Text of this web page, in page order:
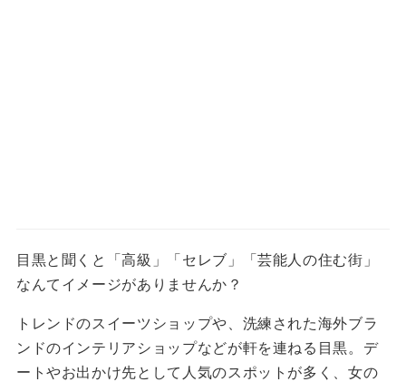
目黒と聞くと「高級」「セレブ」「芸能人の住む街」
なんてイメージがありませんか？
トレンドのスイーツショップや、洗練された海外ブラ
ンドのインテリアショップなどが軒を連ねる目黒。デ
ートやお出かけ先として人気のスポットが多く、女の